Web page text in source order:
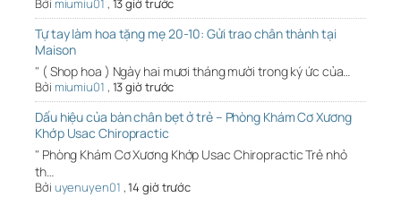
Bởi miumiu01 , 13 giờ trước
Tự tay làm hoa tặng mẹ 20-10: Gửi trao chân thành tại
Maison
" ( Shop hoa ) Ngày hai mươi tháng mười trong ký ức của…
Bởi miumiu01 , 13 giờ trước
Dấu hiệu của bàn chân bẹt ở trẻ – Phòng Khám Cơ Xương
Khớp Usac Chiropractic
" Phòng Khám Cơ Xương Khớp Usac Chiropractic Trẻ nhỏ
th…
Bởi uyenuyen01 ,14 giờ trước